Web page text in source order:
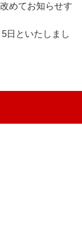
めてお知らせす
日といたしまし